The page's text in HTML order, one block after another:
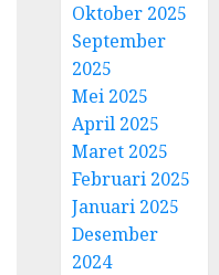
Oktober 2025
September
2025
Mei 2025
April 2025
Maret 2025
Februari 2025
Januari 2025
Desember
2024